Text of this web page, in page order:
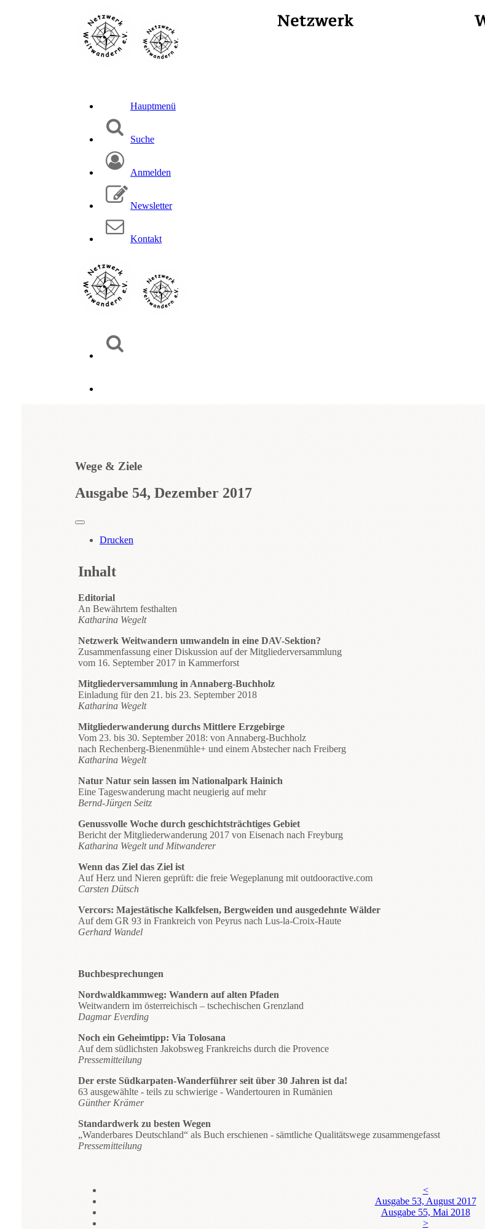
Hauptmenü
Suche
Anmelden
Newsletter
Kontakt
Wege & Ziele
Ausgabe 54, Dezember 2017
Drucken
Inhalt
Editorial
An Bewährtem festhalten
Katharina Wegelt
Netzwerk Weitwandern umwandeln in eine DAV-Sektion?
Zusammenfassung einer Diskussion auf der Mitgliederversammlung
vom 16. September 2017 in Kammerforst
Mitgliederversammlung in Annaberg-Buchholz
Einladung für den 21. bis 23. September 2018
Katharina Wegelt
Mitgliederwanderung durchs Mittlere Erzgebirge
Vom 23. bis 30. September 2018: von Annaberg-Buchholz
nach Rechenberg-Bienenmühle+ und einem Abstecher nach Freiberg
Katharina Wegelt
Natur Natur sein lassen im Nationalpark Hainich
Eine Tageswanderung macht neugierig auf mehr
Bernd-Jürgen Seitz
Genussvolle Woche durch geschichtsträchtiges Gebiet
Bericht der Mitgliederwanderung 2017 von Eisenach nach Freyburg
Katharina Wegelt und Mitwanderer
Wenn das Ziel das Ziel ist
Auf Herz und Nieren geprüft: die freie Wegeplanung mit outdooractive.com
Carsten Dütsch
Vercors: Majestätische Kalkfelsen, Bergweiden und ausgedehnte Wälder
Auf dem GR 93 in Frankreich von Peyrus nach Lus-la-Croix-Haute
Gerhard Wandel
Buchbesprechungen
Nordwaldkammweg: Wandern auf alten Pfaden
Weitwandern im österreichisch – tschechischen Grenzland
Dagmar Everding
Noch ein Geheimtipp: Via Tolosana
Auf dem südlichsten Jakobsweg Frankreichs durch die Provence
Pressemitteilung
Der erste Südkarpaten-Wanderführer seit über 30 Jahren ist da!
63 ausgewählte - teils zu schwierige - Wandertouren in Rumänien
Günther Krämer
Standardwerk zu besten Wegen
„Wanderbares Deutschland“ als Buch erschienen - sämtliche Qualitätswege zusammengefasst
Pressemitteilung
<
Ausgabe 53, August 2017
Ausgabe 55, Mai 2018
>